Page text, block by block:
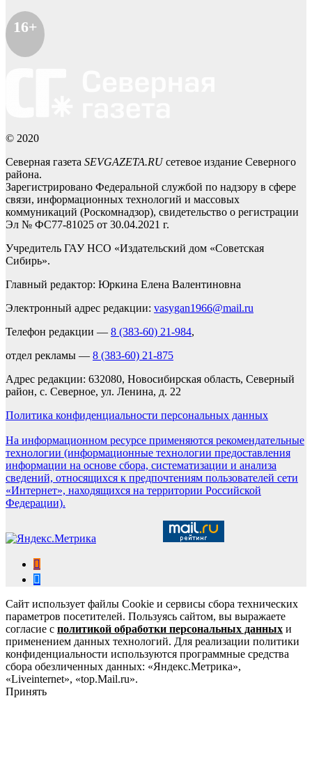
16+
© 2020
Северная газета SEVGAZETA.RUсетевое издание Северного
района.
Зарегистрировано Федеральной службой по надзору в сфере
связи, информационных технологий и массовых
коммуникаций (Роскомнадзор), свидетельство о регистрации
Эл № ФС77-81025 от 30.04.2021 г.
Учредитель ГАУ НСО «Издательский дом «Советская
Сибирь».
Главный редактор: Юркина Елена Валентиновна
Электронный адрес редакции: vasygan1966@mail.ru
Телефон редакции — 8 (383-60) 21-984,
отдел рекламы — 8 (383-60) 21-875
Адрес редакции: 632080, Новосибирская область, Северный
район, с. Северное, ул. Ленина, д. 22
Политика конфиденциальности персональных данных
На информационном ресурсе применяются рекомендательные
технологии (информационные технологии предоставления
информации на основе сбора, систематизации и анализа
сведений, относящихся к предпочтениям пользователей сети
«Интернет», находящихся на территории Российской
Федерации).
Сайт использует файлы Cookie и сервисы сбора технических
параметров посетителей. Пользуясь сайтом, вы выражаете
согласие с политикой обработки персональных данных и
применением данных технологий. Для реализации политики
конфиденциальности используются программные средства
сбора обезличенных данных: «Яндекс.Метрика»,
«Liveinternet», «top.Mail.ru».
Принять